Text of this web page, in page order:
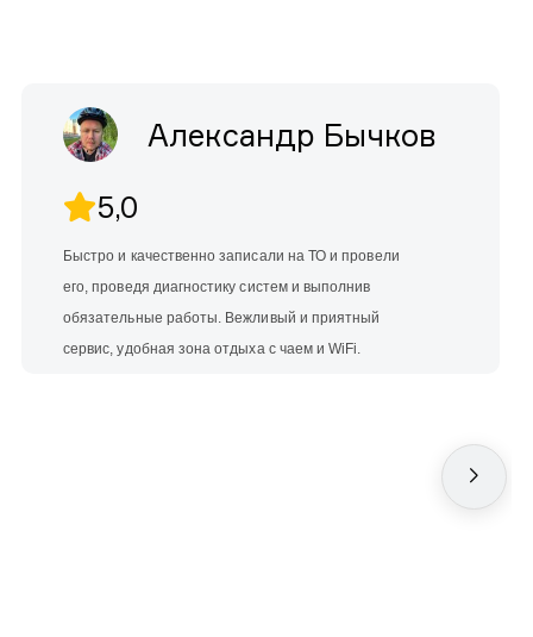
Александр Бычков
5,0
Быстро и качественно записали на ТО и провели
его, проведя диагностику систем и выполнив
обязательные работы. Вежливый и приятный
сервис, удобная зона отдыха с чаем и WiFi.